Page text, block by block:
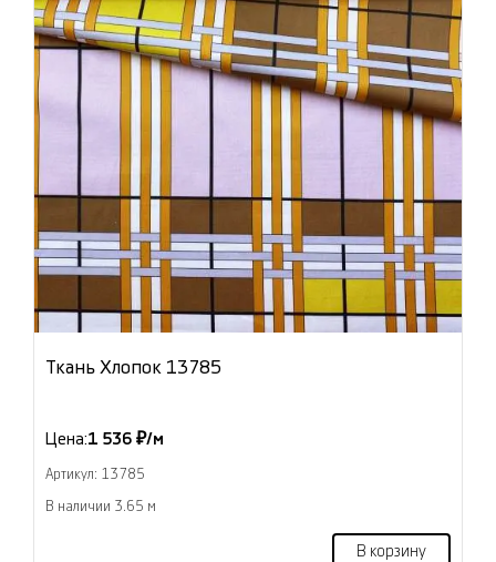
Ткань Хлопок 13785
Цена:1 536 ₽/м
Артикул: 13785
В наличии 3.65 м
В корзину